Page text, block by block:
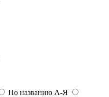
По названию А-Я